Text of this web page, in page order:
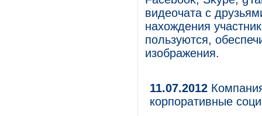
видеочата с
нахождения
пользуются,
изображения.
11.07.2012
корпоративные